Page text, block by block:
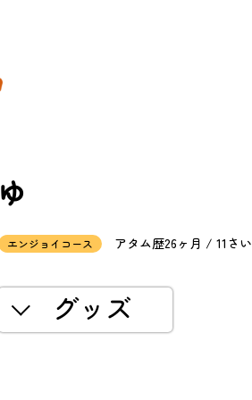
ゆ
エンジョイコース アタム歴26ヶ月 / 11さい
グッズ